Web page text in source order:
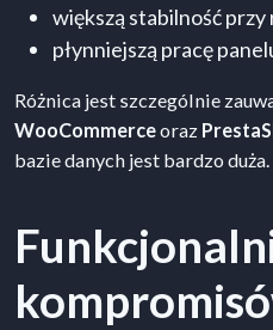
większą stabilność
płynniejszą pracę
Różnica jest szczególnie
WooCommerceoraz
bazie danych jest bardzo duża.